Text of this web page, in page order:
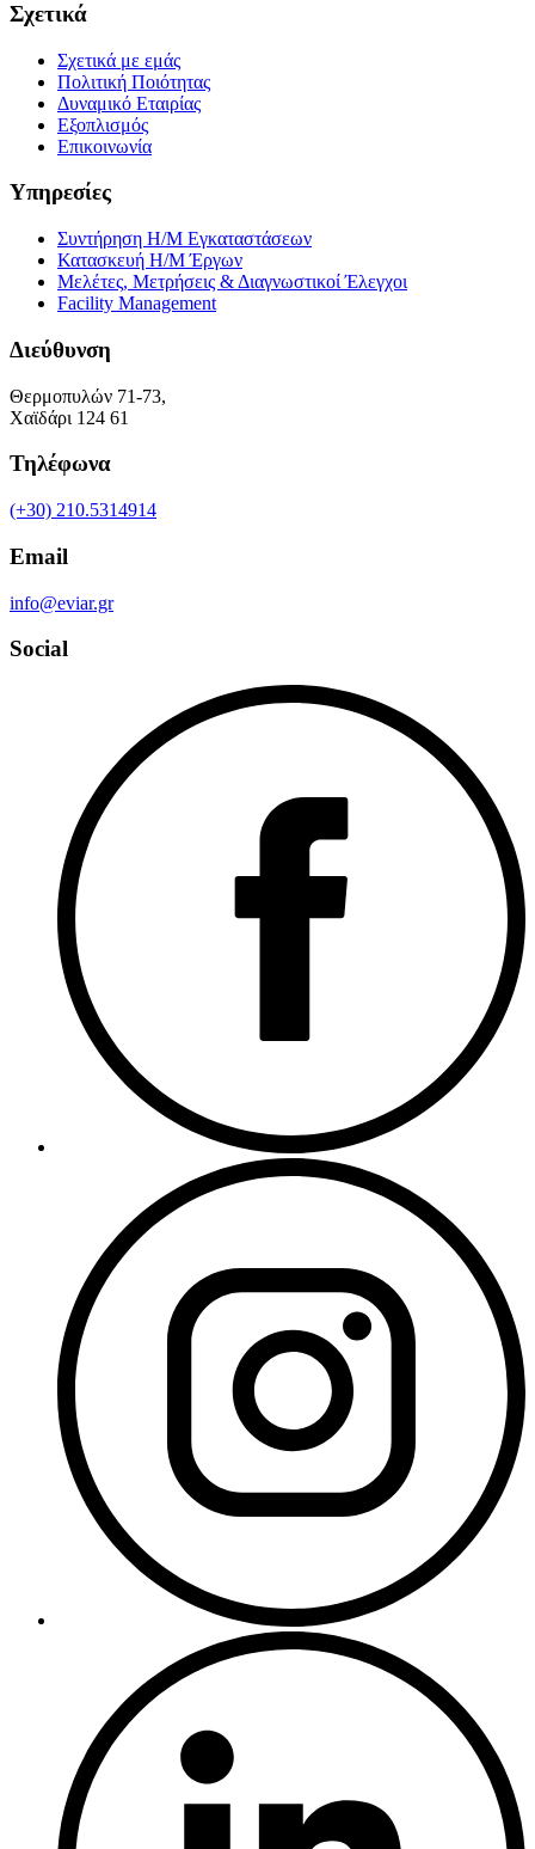
Σχετικά
Σχετικά με εμάς
Πολιτική Ποιότητας
Δυναμικό Εταιρίας
Εξοπλισμός
Επικοινωνία
Υπηρεσίες
Συντήρηση Η/Μ Εγκαταστάσεων
Κατασκευή Η/Μ Έργων
Μελέτες, Μετρήσεις & Διαγνωστικοί Έλεγχοι
Facility Management
Διεύθυνση
Θερμοπυλών 71-73,
Χαϊδάρι 124 61
Τηλέφωνα
(+30) 210.5314914
Email
info@eviar.gr
Social